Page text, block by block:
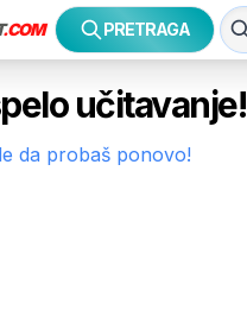
.COM PRETRAGA
učitavanje!
da probaš ponovo!